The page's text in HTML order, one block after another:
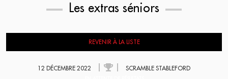
Les extras séniors
REVENIR À LA LISTE
12 DÉCEMBRE 2022 SCRAMBLE STABLEFORD